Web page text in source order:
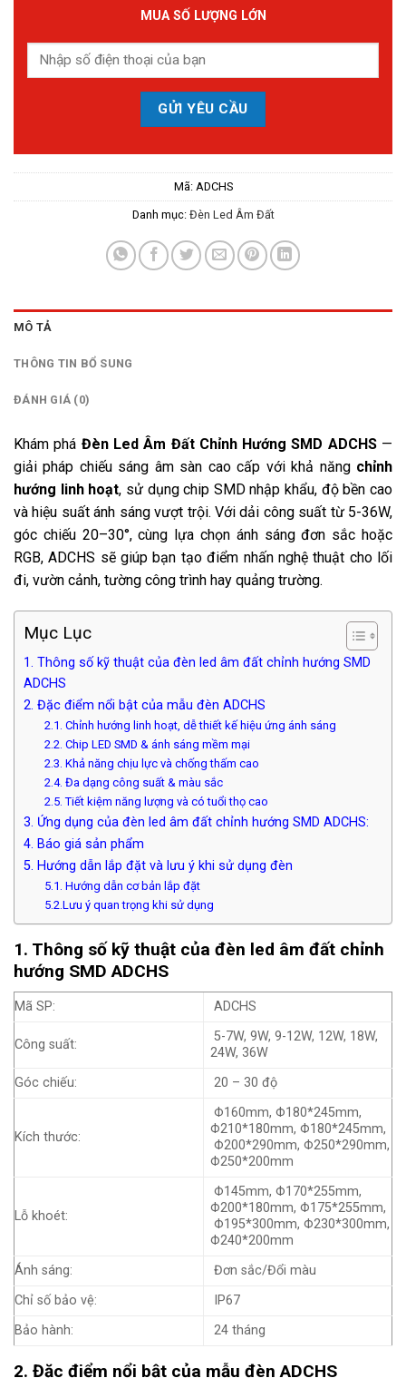
MUA SỐ LƯỢNG LỚN
Mã: ADCHS
Danh mục: Đèn Led Âm Đất
MÔ TẢ
THÔNG TIN BỔ SUNG
ĐÁNH GIÁ (0)
Khám phá Đèn Led Âm Đất Chỉnh Hướng SMD ADCHS—
giải pháp chiếu sáng âm sàn cao cấp với khả năng chỉnh
hướng linh hoạt, sử dụng chip SMD nhập khẩu, độ bền cao
và hiệu suất ánh sáng vượt trội. Với dải công suất từ 5-36W,
góc chiếu 20–30°, cùng lựa chọn ánh sáng đơn sắc hoặc
RGB, ADCHS sẽ giúp bạn tạo điểm nhấn nghệ thuật cho lối
đi, vườn cảnh, tường công trình hay quảng trường.
Mục Lục
1. Thông số kỹ thuật của đèn led âm đất chỉnh hướng SMD
ADCHS
2. Đặc điểm nổi bật của mẫu đèn ADCHS
2.1. Chỉnh hướng linh hoạt, dễ thiết kế hiệu ứng ánh sáng
2.2. Chip LED SMD & ánh sáng mềm mại
2.3. Khả năng chịu lực và chống thấm cao
2.4. Đa dạng công suất & màu sắc
2.5. Tiết kiệm năng lượng và có tuổi thọ cao
3. Ứng dụng của đèn led âm đất chỉnh hướng SMD ADCHS:
4. Báo giá sản phẩm
5. Hướng dẫn lắp đặt và lưu ý khi sử dụng đèn
5.1. Hướng dẫn cơ bản lắp đặt
5.2.Lưu ý quan trọng khi sử dụng
1. Thông số kỹ thuật của đèn led âm đất chỉnh
hướng SMD ADCHS
Mã SP: ADCHS
Công suất:
5-7W, 9W, 9-12W, 12W, 18W,
24W, 36W
Góc chiếu:
20 – 30 độ
Kích thước:
Φ160mm, Φ180*245mm,
Φ210*180mm, Φ180*245mm,
Φ200*290mm, Φ250*290mm,
Φ250*200mm
Lỗ khoét:
Φ145mm, Φ170*255mm,
Φ200*180mm, Φ175*255mm,
Φ195*300mm, Φ230*300mm,
Φ240*200mm
Ánh sáng:
Đơn sắc/Đổi màu
Chỉ số bảo vệ:
IP67
Bảo hành:
24 tháng
2. Đặc điểm nổi bật của mẫu đèn ADCHS